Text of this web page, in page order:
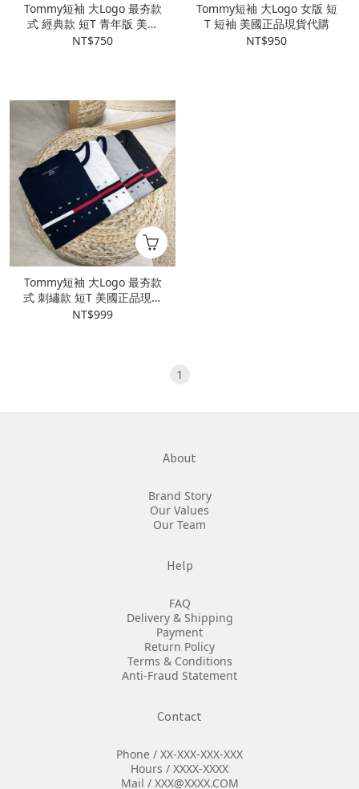
Tommy短袖 大Logo 最夯款
式 經典款 短T 青年版 美國
正品現貨代購
NT$750
Tommy短袖 大Logo 女版 短
T 短袖 美國正品現貨代購
NT$950
Tommy短袖 大Logo 最夯款
式 刺繡款 短T 美國正品現貨
代購
NT$999
1
About
Brand Story
Our Values
Our Team
Help
FAQ
Delivery & Shipping
Payment
Return Policy
Terms & Conditions
Anti-Fraud Statement
Contact
Phone / XX-XXX-XXX-XXX
Hours / XXXX-XXXX
Mail / XXX@XXXX.COM